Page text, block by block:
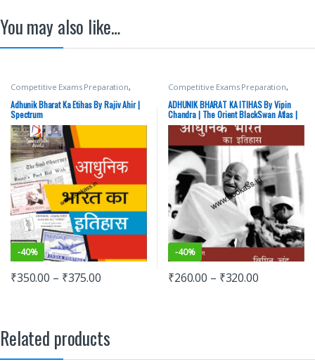
You may also like…
Competitive Exams Preparation,
DELHI (UT) Exams HARYANA GOVT
Exams,Himachal Pradesh Govt.
Exams,Hindi Medium,Mains,
Prelims,Punjab GOVT. Exams
Spectrum Publication,SSC,State
PSC,Study Notes ,
Picks By Aspirants ,
Adhunik Bharat Ka Etihas By Rajiv Ahir |
Spectrum
-40%
₹350.00 – ₹375.00
Competitive Exams Preparation,
Hindi Medium Orientblackswan ,
Prelims,SSC,State PSC,Top Picks
Top Picks By Aspirants,UPSC
ADHUNIK BHARAT KA ITIHAS By Vipin
Chandra | The Orient BlackSwan Atlas |
Hindi Edition
-40%
₹260.00 – ₹320.00
Related products